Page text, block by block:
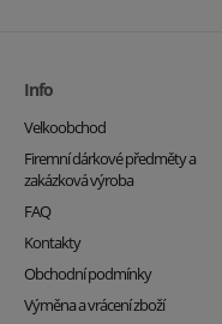
Info
Velkoobchod
Firemní dárkové předměty a
zakázková výroba
FAQ
Kontakty
Obchodní podmínky
Výměna a vrácení zboží